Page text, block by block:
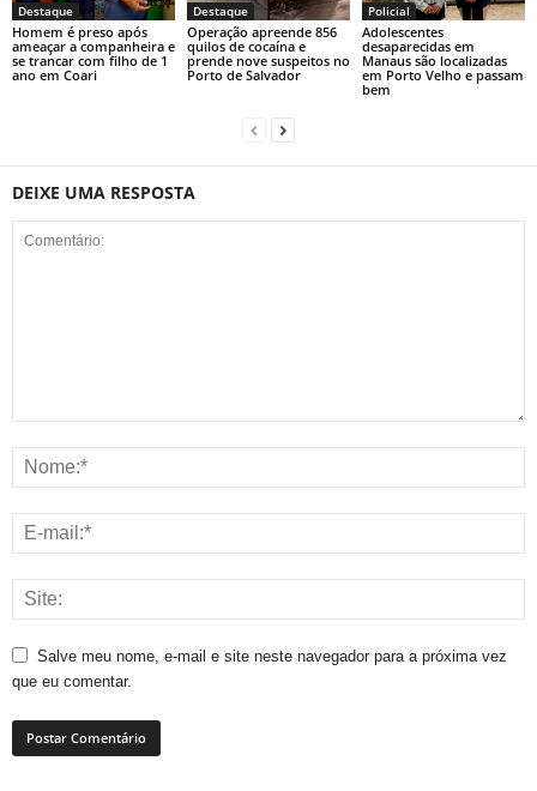
Destaque
Homem é preso após
ameaçar a companheira e
se trancar com filho de 1
ano em Coari
Destaque
Operação apreende 856
quilos de cocaína e
prende nove suspeitos no
Porto de Salvador
Policial
Adolescentes
desaparecidas em
Manaus são localizadas
em Porto Velho e passam
bem
DEIXE UMA RESPOSTA
Salve meu nome, e-mail e site neste navegador para a próxima vez
que eu comentar.